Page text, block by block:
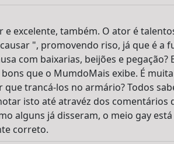
e excelente, também. O ator é
", promovendo riso, já que é a
com baixarias, beijões e
que o MumdoMais exibe. É
que trancá-los no armário? Todos
isto até atravéz dos comentários
alguns já disseram, o meio gay
correto.